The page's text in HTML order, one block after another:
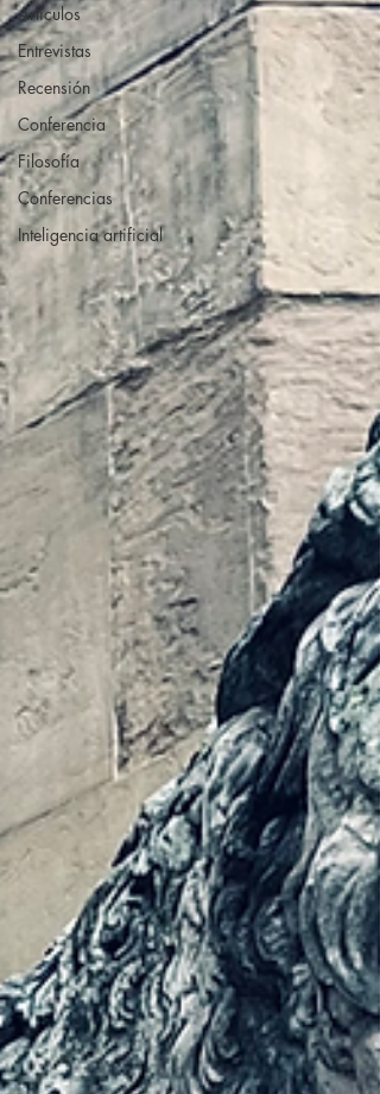
Artículos
Entrevistas
Recensión
Conferencia
Filosofía
Conferencias
Inteligencia artificial